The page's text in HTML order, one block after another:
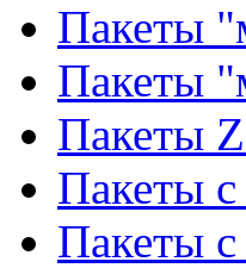
Пакеты
Пакеты
Пакеты
Пакеты
Пакеты